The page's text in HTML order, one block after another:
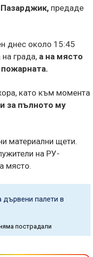
предаде
днес около 15:45
града, а на място
като към момента
за пълното му
материални щети.
на РУ-
място.
дървени палети в
пострадали